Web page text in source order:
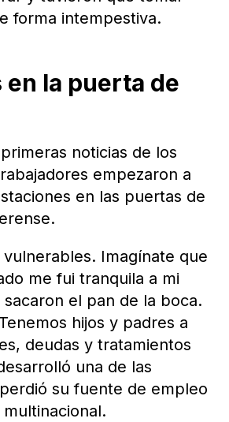
forma intempestiva.
en la puerta de
noticias de los
empezaron a
en las puertas de
vulnerables. Imagínate que
me fui tranquila a mi
el pan de la boca.
hijos y padres a
deudas y tratamientos
una de las
su fuente de empleo